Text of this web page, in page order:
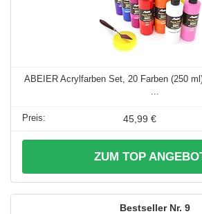
ABEIER Acrylfarben Set, 20 Farben (250
45,99 €
ZUM TOP
9